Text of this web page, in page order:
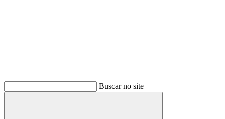
Buscar no site